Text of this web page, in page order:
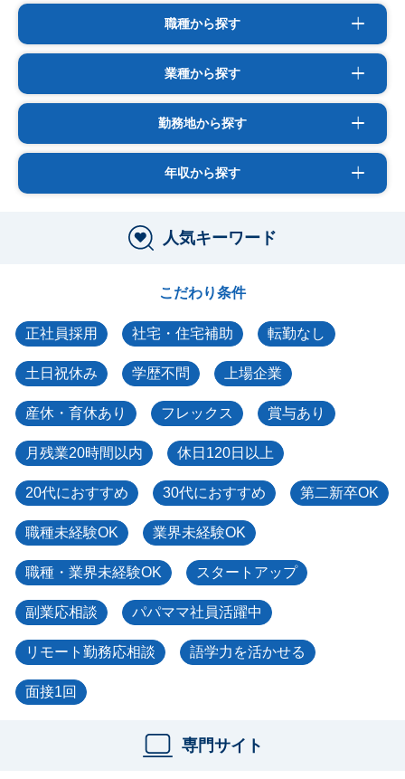
職種から探す
業種から探す
勤務地から探す
年収から探す
人気キーワード
こだわり条件
正社員採用 社宅・住宅補助 転勤なし
土日祝休み 学歴不問 上場企業
産休・育休あり フレックス 賞与あり
月残業20時間以内 休日120日以上
20代におすすめ 30代におすすめ 第二新卒OK
職種未経験OK 業界未経験OK
職種・業界未経験OK スタートアップ
副業応相談 パパママ社員活躍中
リモート勤務応相談 語学力を活かせる
面接1回
専門サイト